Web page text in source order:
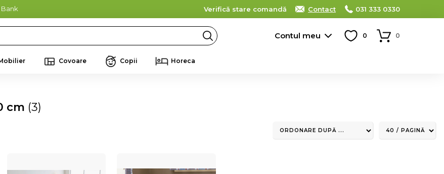
Verifică stare comandă Contact 031 333 0330
Contul meu 0 0
Covoare Copii Horeca
cm (3)